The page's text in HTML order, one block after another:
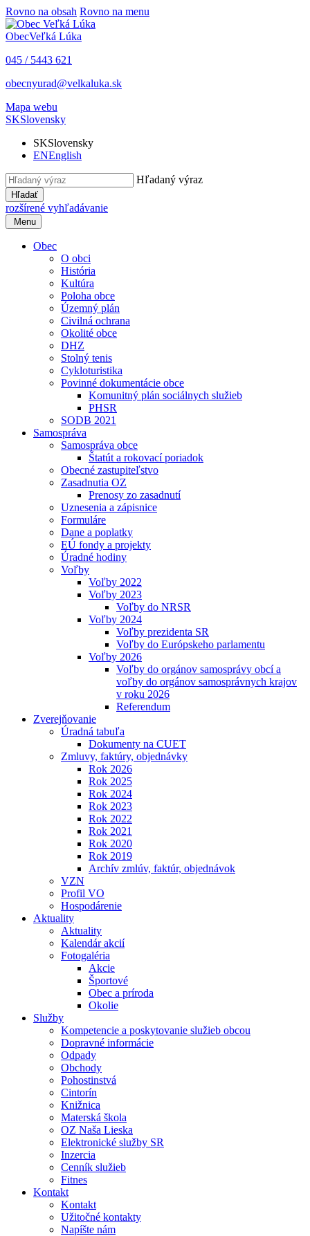
Rovno na obsah Rovno na menu
ObecVeľká Lúka
045 / 5443 621
obecnyurad@velkaluka.sk
Mapa webu
SKSlovensky
SKSlovensky
ENEnglish
Hľadaný výraz
Hľadať
rozšírené vyhľadávanie
Menu
Obec
O obci
História
Kultúra
Poloha obce
Územný plán
Civilná ochrana
Okolité obce
DHZ
Stolný tenis
Cykloturistika
Povinné dokumentácie obce
Komunitný plán sociálnych služieb
PHSR
SODB 2021
Samospráva
Samospráva obce
Štatút a rokovací poriadok
Obecné zastupiteľstvo
Zasadnutia OZ
Prenosy zo zasadnutí
Uznesenia a zápisnice
Formuláre
Dane a poplatky
EÚ fondy a projekty
Úradné hodiny
Voľby
Voľby 2022
Voľby 2023
Voľby do NRSR
Voľby 2024
Voľby prezidenta SR
Voľby do Európskeho parlamentu
Voľby 2026
Voľby do orgánov samosprávy obcí a
voľby do orgánov samosprávnych krajov
v roku 2026
Referendum
Zverejňovanie
Úradná tabuľa
Dokumenty na CUET
Zmluvy, faktúry, objednávky
Rok 2026
Rok 2025
Rok 2024
Rok 2023
Rok 2022
Rok 2021
Rok 2020
Rok 2019
Archív zmlúv, faktúr, objednávok
VZN
Profil VO
Hospodárenie
Aktuality
Aktuality
Kalendár akcií
Fotogaléria
Akcie
Športové
Obec a príroda
Okolie
Služby
Kompetencie a poskytovanie služieb obcou
Dopravné informácie
Odpady
Obchody
Pohostinstvá
Cintorín
Knižnica
Materská škola
OZ Naša Lieska
Elektronické služby SR
Inzercia
Cenník služieb
Fitnes
Kontakt
Kontakt
Užitočné kontakty
Napíšte nám